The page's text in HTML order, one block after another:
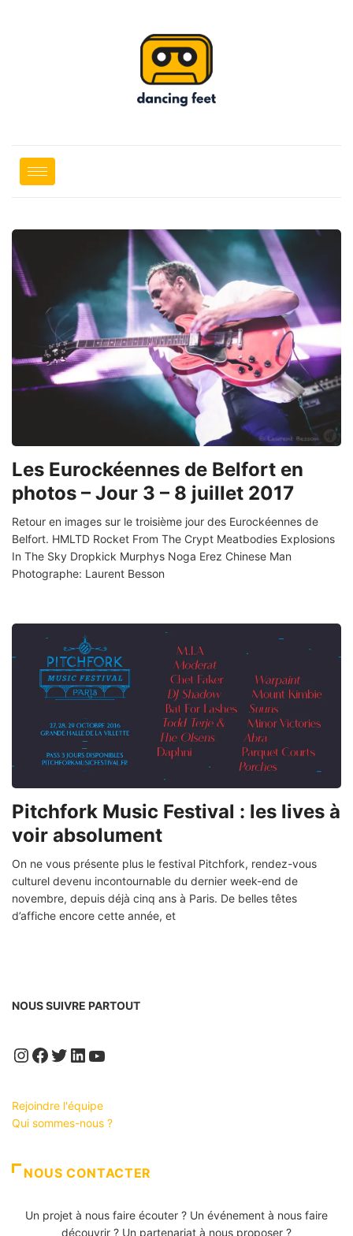
Les Eurockéennes de Belfort en
photos – Jour 3 – 8 juillet 2017
Retour en images sur le troisième jour des Eurockéennes de
Belfort. HMLTD Rocket From The Crypt Meatbodies Explosions
In The Sky Dropkick Murphys Noga Erez Chinese Man
Photographe: Laurent Besson
Pitchfork Music Festival : les lives à
voir absolument
On ne vous présente plus le festival Pitchfork, rendez-vous
culturel devenu incontournable du dernier week-end de
novembre, depuis déjà cinq ans à Paris. De belles têtes
d’affiche encore cette année, et
NOUS SUIVRE PARTOUT
Instagram
Facebook
Twitter
LinkedIn
YouTube
Rejoindre l'équipe
Qui sommes-nous ?
NOUS CONTACTER
Un projet à nous faire écouter ? Un événement à nous faire
découvrir ? Un partenariat à nous proposer ?